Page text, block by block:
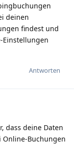
deinen
findest und
Einstellungen
Antworten
dass deine Daten
Online-Buchungen